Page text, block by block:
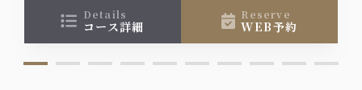
供いたします。
※8月8日～8月16日までの限定プランです。
details
コース詳細
reserve
WEB予約